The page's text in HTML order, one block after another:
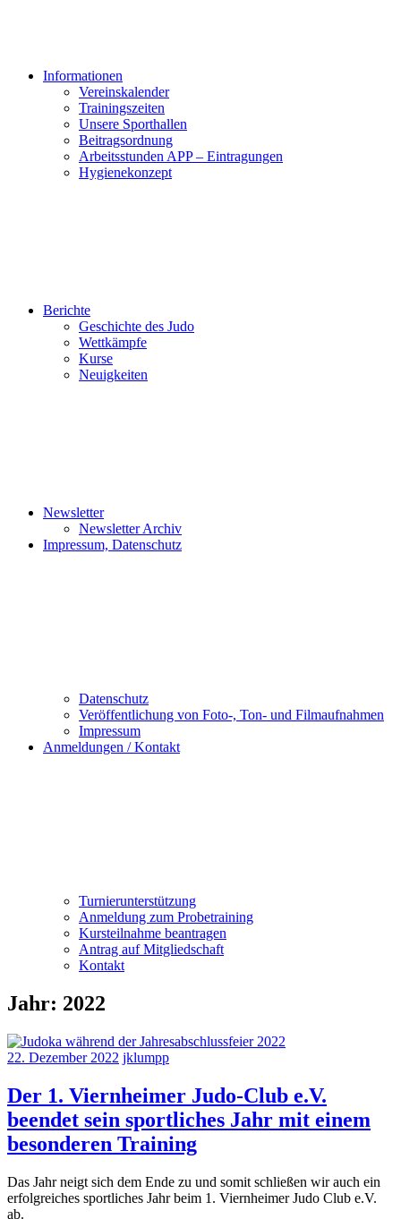
Informationen
Vereinskalender
Trainingszeiten
Unsere Sporthallen
Beitragsordnung
Arbeitsstunden APP – Eintragungen
Hygienekonzept
Berichte
Geschichte des Judo
Wettkämpfe
Kurse
Neuigkeiten
Newsletter
Newsletter Archiv
Impressum, Datenschutz
Datenschutz
Veröffentlichung von Foto-, Ton- und Filmaufnahmen
Impressum
Anmeldungen / Kontakt
Turnierunterstützung
Anmeldung zum Probetraining
Kursteilnahme beantragen
Antrag auf Mitgliedschaft
Kontakt
Jahr: 2022
22. Dezember 2022 jklumpp
Der 1. Viernheimer Judo-Club e.V.
beendet sein sportliches Jahr mit einem
besonderen Training
Das Jahr neigt sich dem Ende zu und somit schließen wir auch ein
erfolgreiches sportliches Jahr beim 1. Viernheimer Judo Club e.V.
ab.